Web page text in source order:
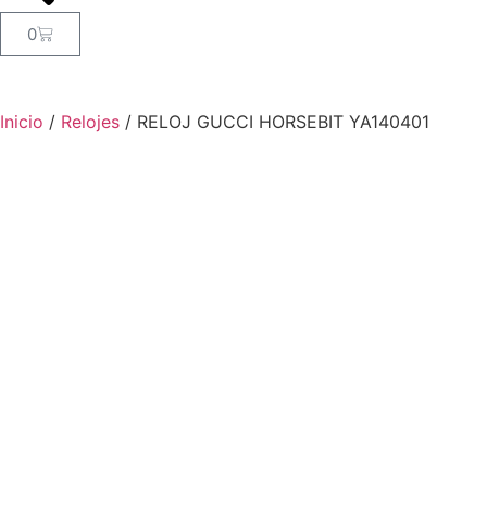
0
Inicio / Relojes / RELOJ GUCCI HORSEBIT YA140401